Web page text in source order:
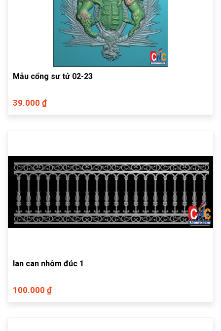
Mẫu cổng sư tử 02-23
39.000 ₫
lan can nhôm đúc 1
100.000 ₫